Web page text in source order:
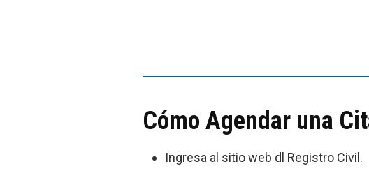
Cómo Agendar una
Ingresa al sitio web dl Registro Civil.